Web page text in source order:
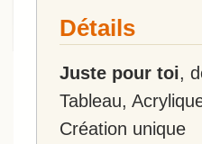
Détails
Juste pour toi,
Tableau,
Création unique